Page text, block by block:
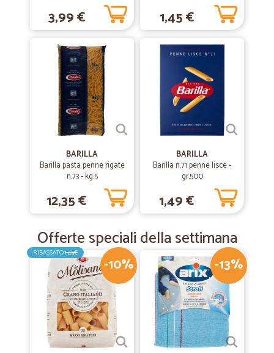
3,99 € 1,45 €
BARILLA
Barilla pasta penne rigate
n.73 - kg.5
12,35 €
BARILLA
Barilla n.71 penne lisce -
gr.500
1,49 €
Offerte speciali della settimana
-10%
RIBASSATO1,45€
-13%